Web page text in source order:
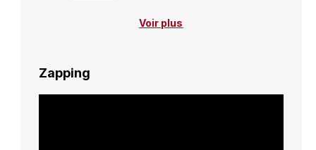
Voir plus
Zapping